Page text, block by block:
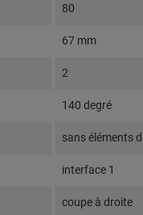
80
67 mm
2
140 degré
sans éléments
interface 1
coupe à droite